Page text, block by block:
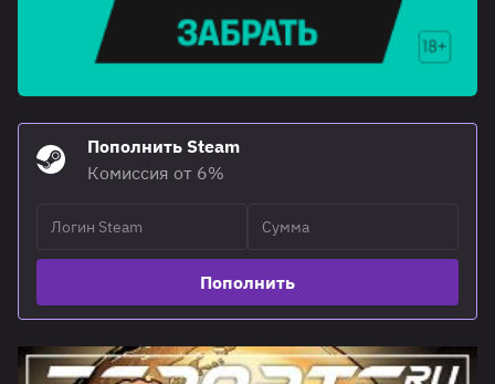
Пополнить Steam
Комиссия от 6%
Пополнить